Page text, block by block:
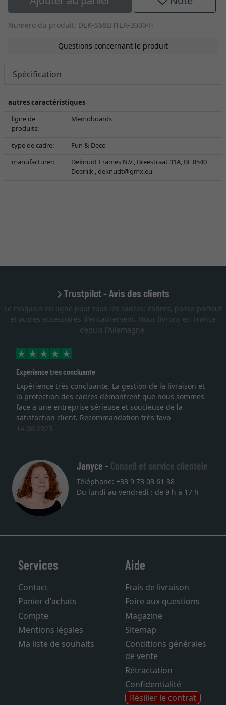
Numéro du produit: DEK-S68LH1EA-3030-H
Questions concernant le produit
Spécification
autres caractéristiques
ligne de
produits:
Memoboards
type de cadre:
Fun & Deco
manufacturer:
Deknudt Frames N.V., Breestraat 31A, BE 8540
Deerlijk , deknudt@gmx.eu
Trustpilot - Avis des clients
Le magasin en ligne pour tous les cadres: cadres, passe-partout
et autres accessoires d'encadrement. Nous livrons en France
depuis l'Allemagne.
Expérience très concluante
Expérience très concluante. La gestion de la livraison et
la protection des cadres démontrent que nous sommes
face à une entreprise sérieuse et soucieuse de la
satisfaction client. Recommandation très favo
14.06.2025
Janyce - Conseil et service clientèle
Téléphone: +33 9 73 03 61 38
Du lundi au vendredi : de 9 h à 17 h
Services
Contact
Panier d'achats
Compte
Mentions légales
Ma liste de souhaits
Aide
Frais de livraison
Foire aux questions
Magazine
Sitemap
Conditions générales
de vente
Rétractation
Confidentialité
Résilier le contrat